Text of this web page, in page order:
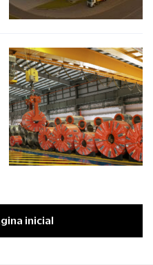
inicial